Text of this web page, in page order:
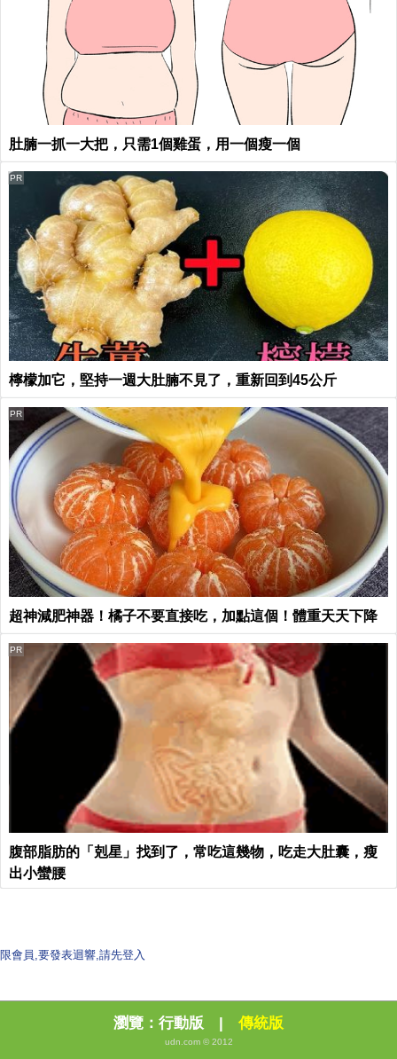
肚腩一抓一大把，只需1個雞蛋，用一個瘦一個
檸檬加它，堅持一週大肚腩不見了，重新回到45公斤
PR
超神減肥神器！橘子不要直接吃，加點這個！體重天天下降
PR
腹部脂肪的「剋星」找到了，常吃這幾物，吃走大肚囊，瘦
出小蠻腰
PR
限會員,要發表迴響,請先登入
瀏覽： 行動版 | 傳統版
udn.com © 2012